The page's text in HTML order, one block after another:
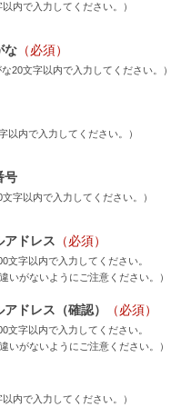
以内で入力してください。）
な （必須）
な20文字以内で入力してください。
以内で入力してください。）
号
文字以内で入力してください。）
アドレス （必須）
文字以内で入力してください。
いがないようにご注意ください。）
アドレス（確認） （必須）
文字以内で入力してください。
いがないようにご注意ください。）
以内で入力してください。）